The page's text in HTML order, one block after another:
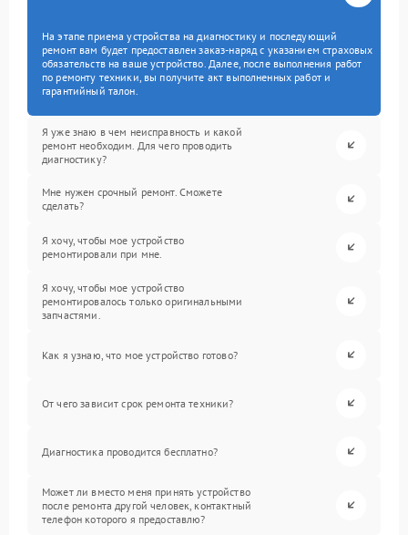
На этапе приема устройства на диагностику и последующий
ремонт вам будет предоставлен заказ-наряд с указанием страховых
обязательств на ваше устройство. Далее, после выполнения работ
по ремонту техники, вы получите акт выполненных работ и
гарантийный талон.
Я уже знаю в чем неисправность и какой
ремонт необходим. Для чего проводить
диагностику?
Мне нужен срочный ремонт. Сможете
сделать?
Я хочу, чтобы мое устройство
ремонтировали при мне.
Я хочу, чтобы мое устройство
ремонтировалось только оригинальными
запчастями.
Как я узнаю, что мое устройство готово?
От чего зависит срок ремонта техники?
Диагностика проводится бесплатно?
Может ли вместо меня принять устройство
после ремонта другой человек, контактный
телефон которого я предоставлю?